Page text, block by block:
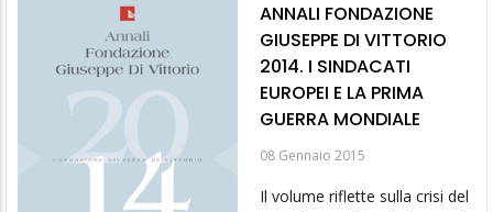
ANNALI FONDAZIONE
GIUSEPPE DI VITTORIO
2014. I SINDACATI
EUROPEI E LA PRIMA
GUERRA MONDIALE
08 Gennaio 2015
Il volume riflette sulla crisi del